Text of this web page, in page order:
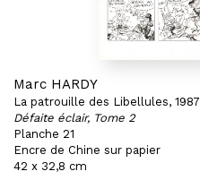
Marc HARDY
La patrouille des Libellules, 1987
Défaite éclair, Tome 2
Planche 21
Encre de Chine sur papier
42 x 32,8 cm